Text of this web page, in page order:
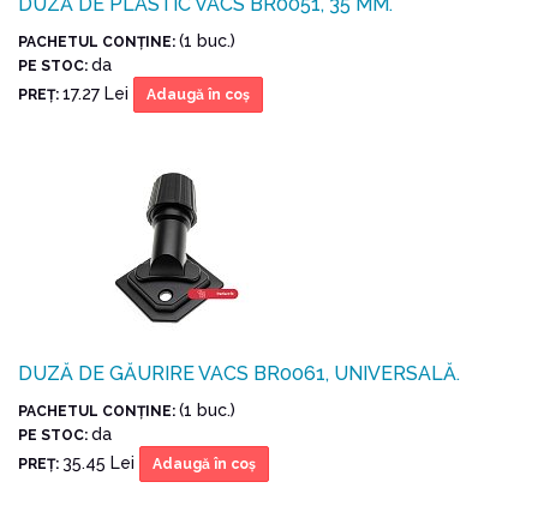
PACHETUL CONŢINE: (1 buc.)
PE STOC: da
PREŢ: 17.27 Lei Adaugă în coş
DUZĂ DE GĂURIRE VACS BR0061, UNIVERSALĂ.
PACHETUL CONŢINE: (1 buc.)
PE STOC: da
PREŢ: 35.45 Lei Adaugă în coş